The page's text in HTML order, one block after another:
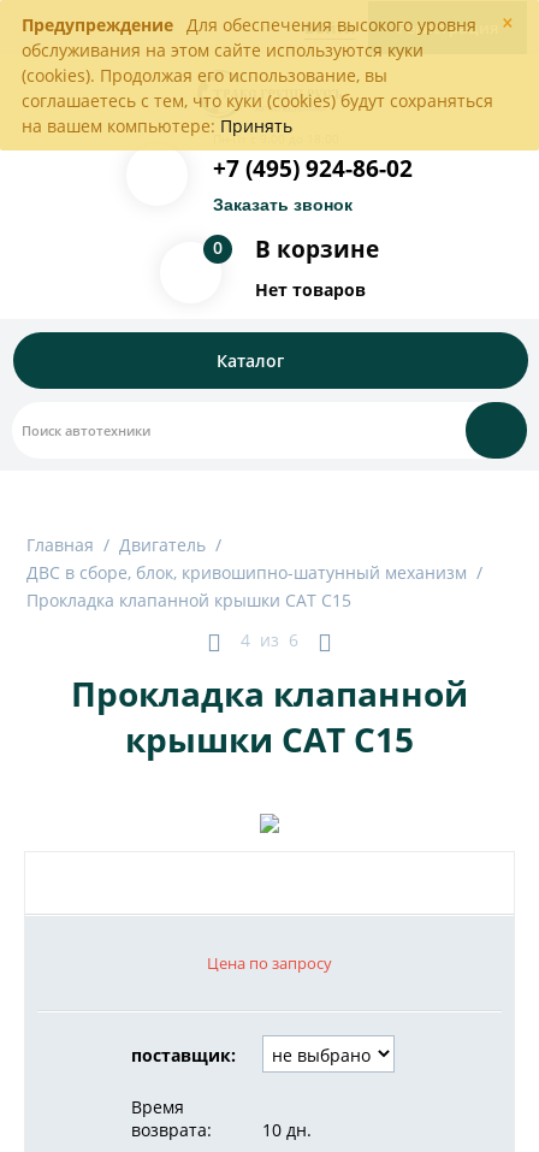
×
Предупреждение Для обеспечения высокого уровня
обслуживания на этом сайте используются куки
(cookies). Продолжая его использование, вы
соглашаетесь с тем, что куки (cookies) будут сохраняться
на вашем компьютере: Принять
Войти Регистрация
Пн-Пт с 9:00 до 18:00
+7 (495) 924-86-02
Заказать звонок
В корзине
0
Нет товаров
Каталог
Главная / Двигатель /
ДВС в сборе, блок, кривошипно-шатунный механизм /
Прокладка клапанной крышки CAT C15
4 из 6
Прокладка клапанной
крышки CAT C15
Цена по запросу
поставщик:
Время
возврата:
10 дн.